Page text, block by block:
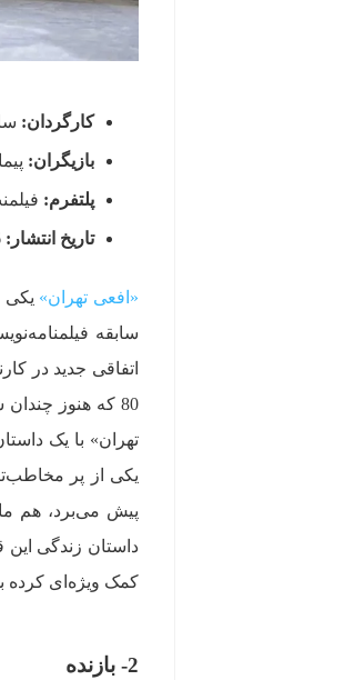
کارگردان:
بازیگران:
پلتفرم:
تاریخ انتشار:
«افعی تهران»
سابقه
اتفاقی جدید در
80 که هنوز
تهران» با یک
پیش می‌برد، هم
داستان زندگی این
کمک ویژه‌ای کرده
2- بازنده